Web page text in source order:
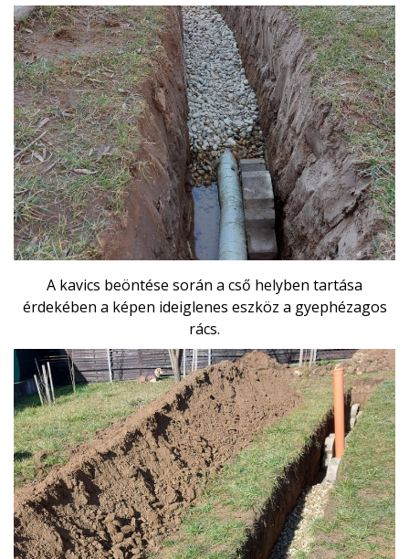
A kavics beöntése során a cső helyben tartása
érdekében a képen ideiglenes eszköz a gyephézagos
rács.